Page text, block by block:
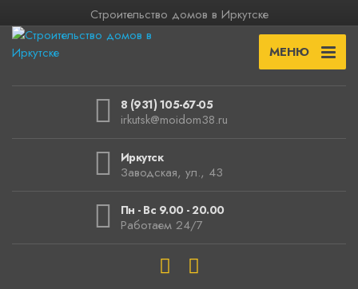
Строительство домов в Иркутске
МЕНЮ
8 (931) 105-67-05
irkutsk@moidom38.ru
Иркутск
Заводская, ул., 43
Пн - Вс 9.00 - 20.00
Работаем 24/7